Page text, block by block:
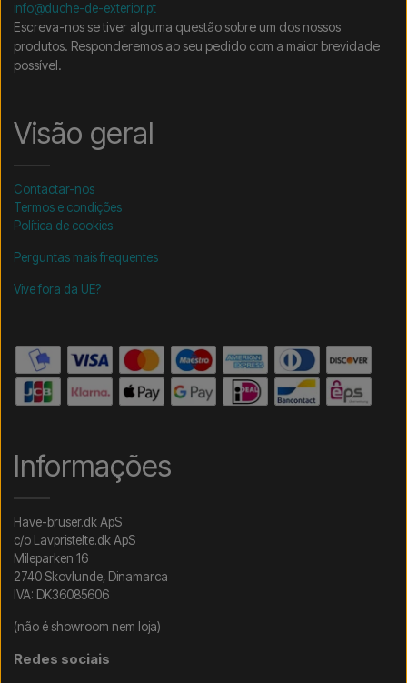
info@duche-de-exterior.pt
Escreva-nos se tiver alguma questão sobre um dos nossos
produtos. Responderemos ao seu pedido com a maior brevidade
possível.
Visão geral
Contactar-nos
Termos e condições
Política de cookies
Perguntas mais frequentes
Vive fora da UE?
Informações
Have-bruser.dk ApS
c/o Lavpristelte.dk ApS
Mileparken 16
2740 Skovlunde, Dinamarca
IVA: DK36085606
(não é showroom nem loja)
Redes sociais